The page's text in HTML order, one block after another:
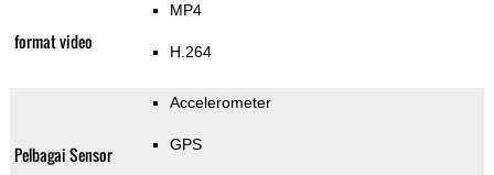
format video
MP4
H.264
Pelbagai Sensor
Accelerometer
GPS